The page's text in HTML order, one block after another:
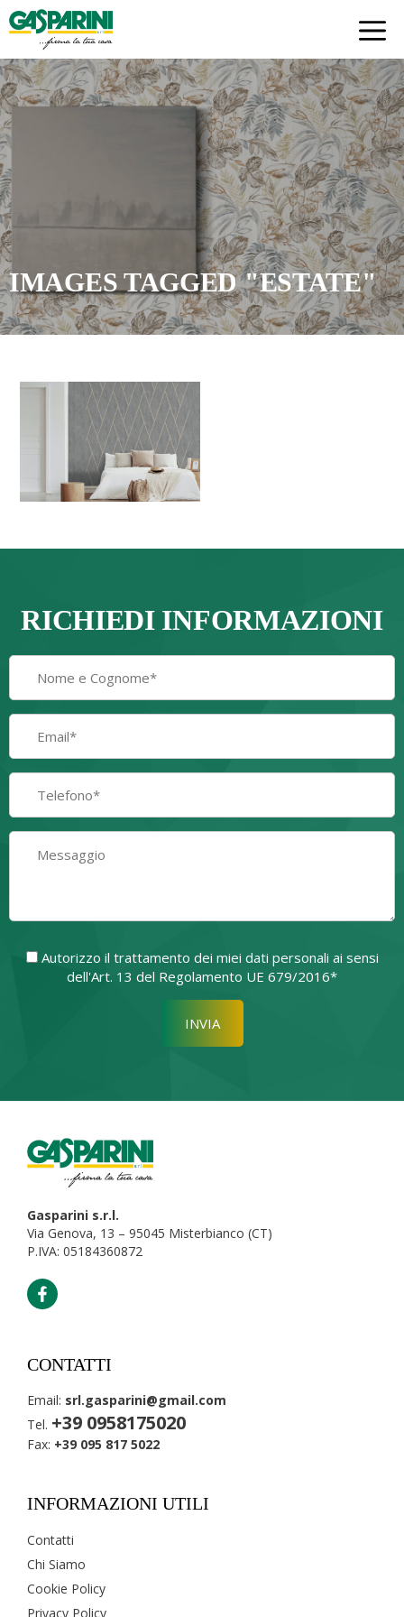
Skip
to
content
IMAGES TAGGED "ESTATE"
RICHIEDI INFORMAZIONI
Autorizzo il trattamento dei miei dati personali ai sensi
dell'Art. 13 del Regolamento UE 679/2016*
Si prega di lasciare vuoto
Gasparini s.r.l.
Via Genova, 13 – 95045 Misterbianco (CT)
P.IVA: 05184360872
CONTATTI
Email: srl.gasparini@gmail.com
Tel. +39 0958175020
Fax: +39 095 817 5022
INFORMAZIONI UTILI
Contatti
Chi Siamo
Cookie Policy
Privacy Policy